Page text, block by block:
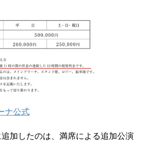
ナ公式
加したのは、満席による追加公演